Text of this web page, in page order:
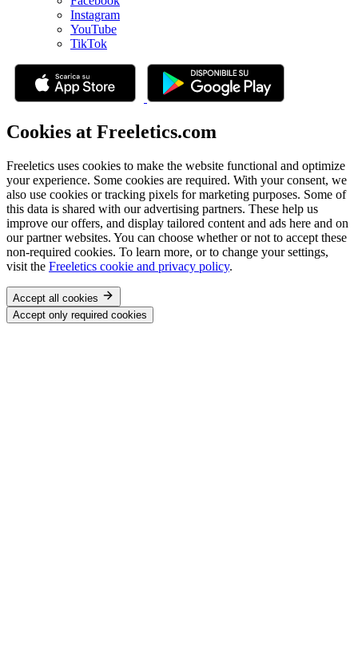
Instagram
YouTube
TikTok
Cookies at Freeletics.com
Freeletics uses cookies to make the website functional and optimize
your experience. Some cookies are required. With your consent, we
also use cookies or tracking pixels for marketing purposes. Some of
this data is shared with our advertising partners. These help us
improve our offers, and display tailored content and ads here and on
our partner websites. You can choose whether or not to accept these
non-required cookies. To learn more, or to change your settings,
visit the Freeletics cookie and privacy policy.
Accept all cookies
Accept only required cookies